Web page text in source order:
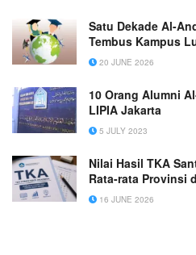
Satu Dekade Al-
Tembus Kampus
20 JUNE 2026
10 Orang Alumni
LIPIA Jakarta
5 JULY 2023
Nilai Hasil TKA
Rata-rata Provinsi
16 JUNE 2026